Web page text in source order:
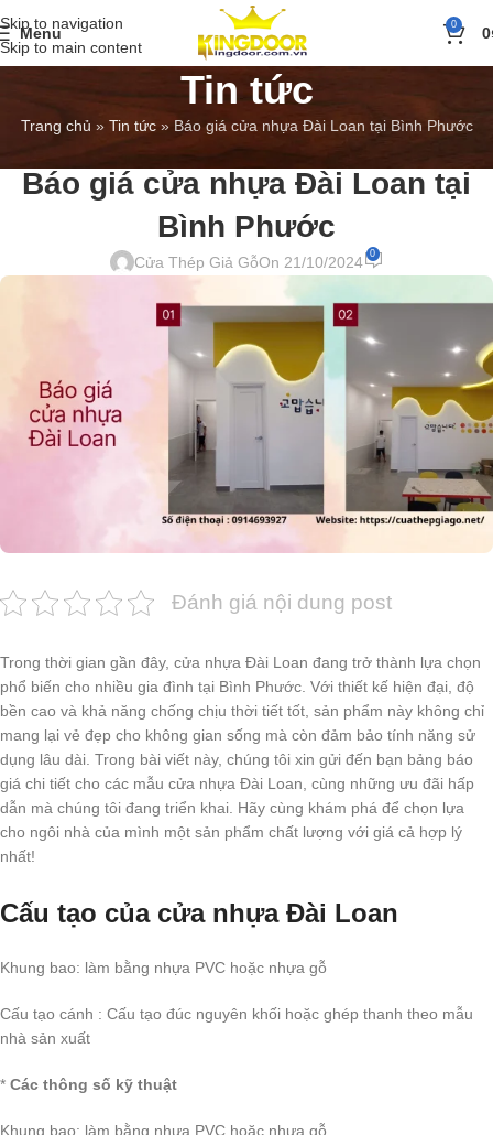
Skip to navigation
Skip to main content
Menu 0 0
Tin tức
Trang chủ » Tin tức» Báo giá cửa nhựa Đài Loan tại Bình Phước
BÁO GIÁ,
Báo giá cửa nhựa Đài Loan tại
Bình Phước
Cửa Thép Giả GỗOn 21/10/2024 0
Đánh giá nội dung post
Trong thời gian gần đây, cửa nhựa Đài Loan đang trở thành lựa chọn
phổ biến cho nhiều gia đình tại Bình Phước. Với thiết kế hiện đại, độ
bền cao và khả năng chống chịu thời tiết tốt, sản phẩm này không chỉ
mang lại vẻ đẹp cho không gian sống mà còn đảm bảo tính năng sử
dụng lâu dài. Trong bài viết này, chúng tôi xin gửi đến bạn bảng báo
giá chi tiết cho các mẫu cửa nhựa Đài Loan, cùng những ưu đãi hấp
dẫn mà chúng tôi đang triển khai. Hãy cùng khám phá để chọn lựa
cho ngôi nhà của mình một sản phẩm chất lượng với giá cả hợp lý
nhất!
Cấu tạo của cửa nhựa Đài Loan
Khung bao: làm bằng nhựa PVC hoặc nhựa gỗ
Cấu tạo cánh : Cấu tạo đúc nguyên khối hoặc ghép thanh theo mẫu
nhà sản xuất
* Các thông số kỹ thuật
Khung bao: làm bằng nhựa PVC hoặc nhựa gỗ